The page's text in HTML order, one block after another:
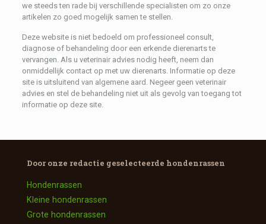
we steeds ten rade bij verschillende specialisten om zo onze
artikelen zo goed mogelijk samen te stellen.
Deze website is niet bedoeld om professioneel consult,
diagnose of behandeling door een erkende dierenarts te
vervangen. Als u veterinair advies nodig heeft, neem dan
onmiddellijk contact op met uw dierenarts. Informatie op deze
site is uitsluitend van algemene aard. Negeer geen veterinair
advies en stel de behandeling niet uit als gevolg van toegang tot
informatie op deze site.
Door onze redactie geselecteerde hondenrassen
Hondenrassen
Kleine hondenrassen
Grote hondenrassen